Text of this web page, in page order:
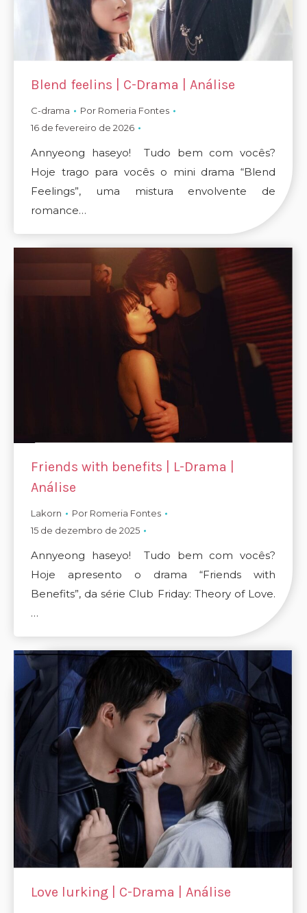
Blend feelins | C-Drama | Análise
C-drama Por Romeria Fontes
16 de fevereiro de 2026
Annyeong haseyo! Tudo bem com vocês?
Hoje trago para vocês o mini drama “Blend
Feelings”, uma mistura envolvente de
romance…
Friends with benefits | L-Drama |
Análise
Lakorn Por Romeria Fontes
15 de dezembro de 2025
Annyeong haseyo! Tudo bem com vocês?
Hoje apresento o drama “Friends with
Benefits”, da série Club Friday: Theory of Love.
…
Love lurking | C-Drama | Análise